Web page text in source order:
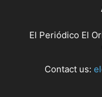
El Periódico El
Contact us: